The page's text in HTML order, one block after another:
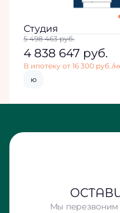
Студия
5 498 463руб.
4 838 647 руб.
В ипотеку от 16 300 руб./
ю
Мы перезвоним